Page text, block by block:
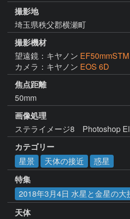
撮影地
埼玉県秩父郡横瀬町
撮影機材
望遠鏡：キヤノン EF50mmSTM
カメラ：キヤノン EOS 6D
焦点距離
50mm
画像処理
ステライメージ8　Photoshop
カテゴリー
星景
天体の接近
惑星
特集
2018年3月4日 水星と金星の大
天体